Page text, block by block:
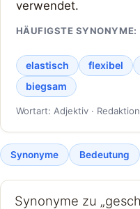
verwendet.
HÄUFIGSTE SYNONYME:
elastisch flexibel
biegsam
Wortart: Adjektiv ·
Synonyme Bedeutung
Synonyme zu